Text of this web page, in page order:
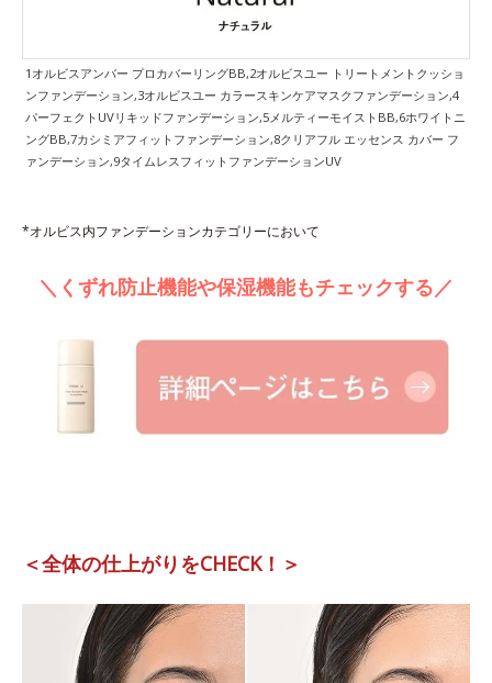
1オルビスアンバー プロカバーリングBB,2オルビスユー トリートメントクッショ
ンファンデーション,3オルビスユー カラースキンケアマスクファンデーション,4
パーフェクトUVリキッドファンデーション,5メルティーモイストBB,6ホワイトニ
ングBB,7カシミアフィットファンデーション,8クリアフル エッセンス カバー フ
ァンデーション,9タイムレスフィットファンデーションUV
*オルビス内ファンデーションカテゴリーにおいて
＼くずれ防止機能や保湿機能もチェックする／
＜全体の仕上がりをCHECK！＞